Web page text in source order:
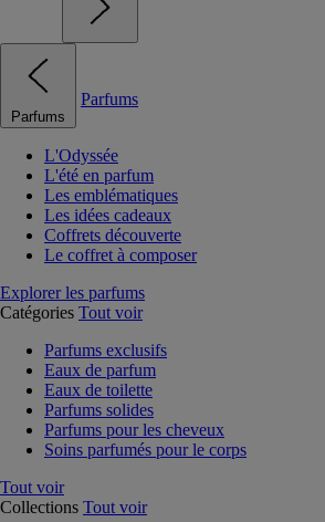
Parfums
Parfums
L'Odyssée
L'été en parfum
Les emblématiques
Les idées cadeaux
Coffrets découverte
Le coffret à composer
Explorer les parfums
Catégories Tout voir
Parfums exclusifs
Eaux de parfum
Eaux de toilette
Parfums solides
Parfums pour les cheveux
Soins parfumés pour le corps
Tout voir
Collections Tout voir